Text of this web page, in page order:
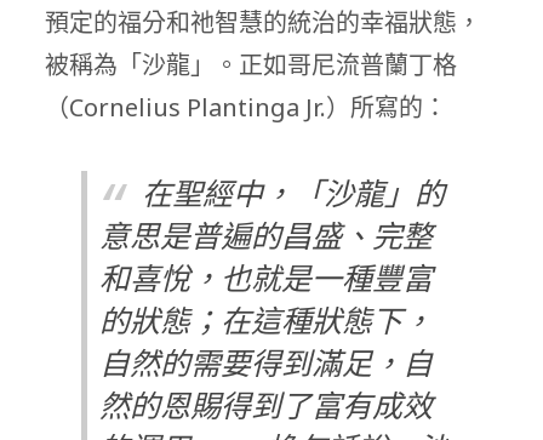
預定的福分和祂智慧的統治的幸福狀態，
被稱為「沙龍」。正如哥尼流普蘭丁格
（Cornelius Plantinga Jr.）所寫的：
在聖經中，「沙龍」的
意思是普遍的昌盛、完整
和喜悅，也就是一種豐富
的狀態；在這種狀態下，
自然的需要得到滿足，自
然的恩賜得到了富有成效